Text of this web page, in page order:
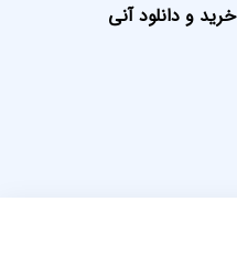
خرید و دانلود آنی